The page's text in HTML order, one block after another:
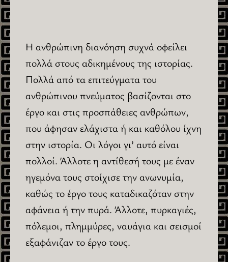
Η ανθρώπινη διανόηση συχνά οφείλει
πολλά στους αδικημένους της ιστορίας.
Πολλά από τα επιτεύγματα του
ανθρώπινου πνεύματος βασίζονται στο
έργο και στις προσπάθειες ανθρώπων,
που άφησαν ελάχιστα ή και καθόλου ίχνη
στην ιστορία. Οι λόγοι γι’ αυτό είναι
πολλοί. Άλλοτε η αντίθεσή τους με έναν
ηγεμόνα τους στοίχισε την ανωνυμία,
καθώς το έργο τους καταδικαζόταν στην
αφάνεια ή την πυρά. Άλλοτε, πυρκαγιές,
πόλεμοι, πλημμύρες, ναυάγια και σεισμοί
εξαφάνιζαν το έργο τους.